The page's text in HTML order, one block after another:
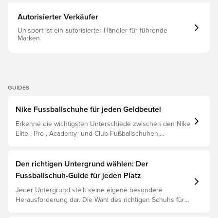
Autorisierter Verkäufer
Unisport ist ein autorisierter Händler für führende
Marken
GUIDES
Nike Fussballschuhe für jeden Geldbeutel
Erkenne die wichtigsten Unterschiede zwischen den Nike
Elite-, Pro-, Academy- und Club-Fußballschuhen,
Den richtigen Untergrund wählen: Der
Fussballschuh-Guide für jeden Platz
Jeder Untergrund stellt seine eigene besondere
Herausforderung dar. Die Wahl des richtigen Schuhs für